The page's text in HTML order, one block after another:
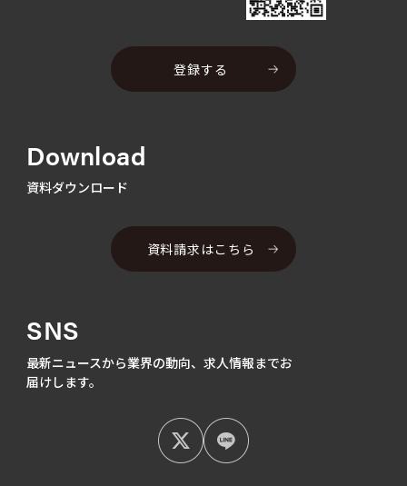
登録する
Download
資料ダウンロード
資料請求はこちら
SNS
最新ニュースから業界の動向、 求人情報までお
届けします。